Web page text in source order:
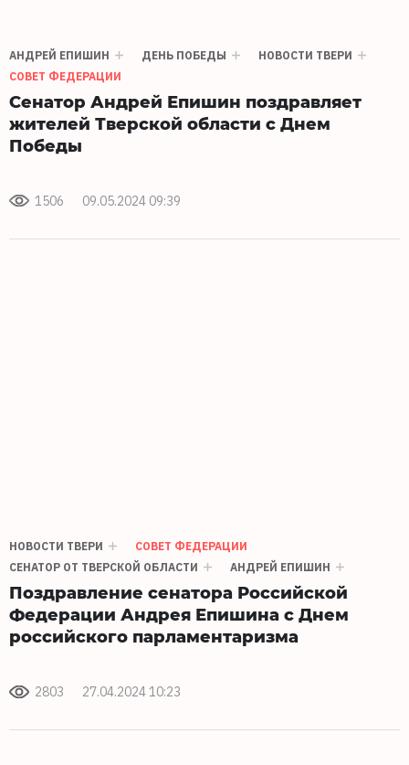
АНДРЕЙ ЕПИШИН ДЕНЬ ПОБЕДЫ
НОВОСТИ ТВЕРИ
СОВЕТ ФЕДЕРАЦИИ
Сенатор Андрей Епишин поздравляет
жителей Тверской области с Днем
Победы
1506 09.05.2024 09:39
НОВОСТИ ТВЕРИ
СОВЕТ ФЕДЕРАЦИИ
СЕНАТОР ОТ ТВЕРСКОЙ ОБЛАСТИ
АНДРЕЙ ЕПИШИН
Поздравление сенатора Российской
Федерации Андрея Епишина с Днем
российского парламентаризма
2803 27.04.2024 10:23